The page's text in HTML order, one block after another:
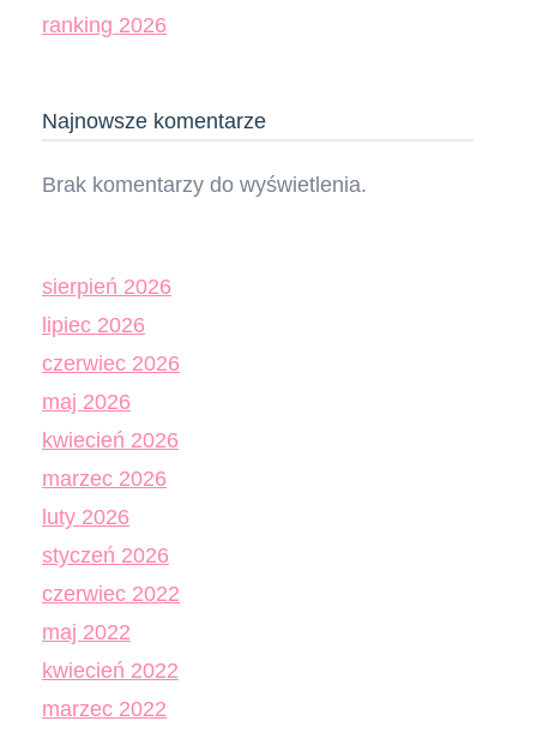
ranking 2026
Najnowsze komentarze
Brak komentarzy do wyświetlenia.
sierpień 2026
lipiec 2026
czerwiec 2026
maj 2026
kwiecień 2026
marzec 2026
luty 2026
styczeń 2026
czerwiec 2022
maj 2022
kwiecień 2022
marzec 2022